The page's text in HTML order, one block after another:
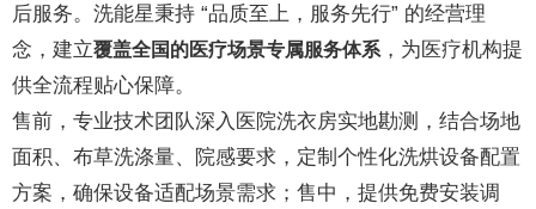
后服务。洗能星秉持 “品质至上，服务先行” 的经营理
念，建立覆盖全国的医疗场景专属服务体系 ，为医疗机构提
供全流程贴心保障。
售前，专业技术团队深入医院洗衣房实地勘测，结合场地
面积、布草洗涤量、院感要求，定制个性化洗烘设备配置
方案，确保设备适配场景需求；售中，提供免费安装调